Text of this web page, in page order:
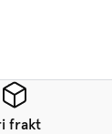
frakt